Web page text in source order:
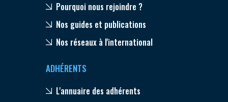
Pourquoi nous rejoindre ?
Nos guides et publications
Nos réseaux à l'international
ADHÉRENTS
L'annuaire des adhérents